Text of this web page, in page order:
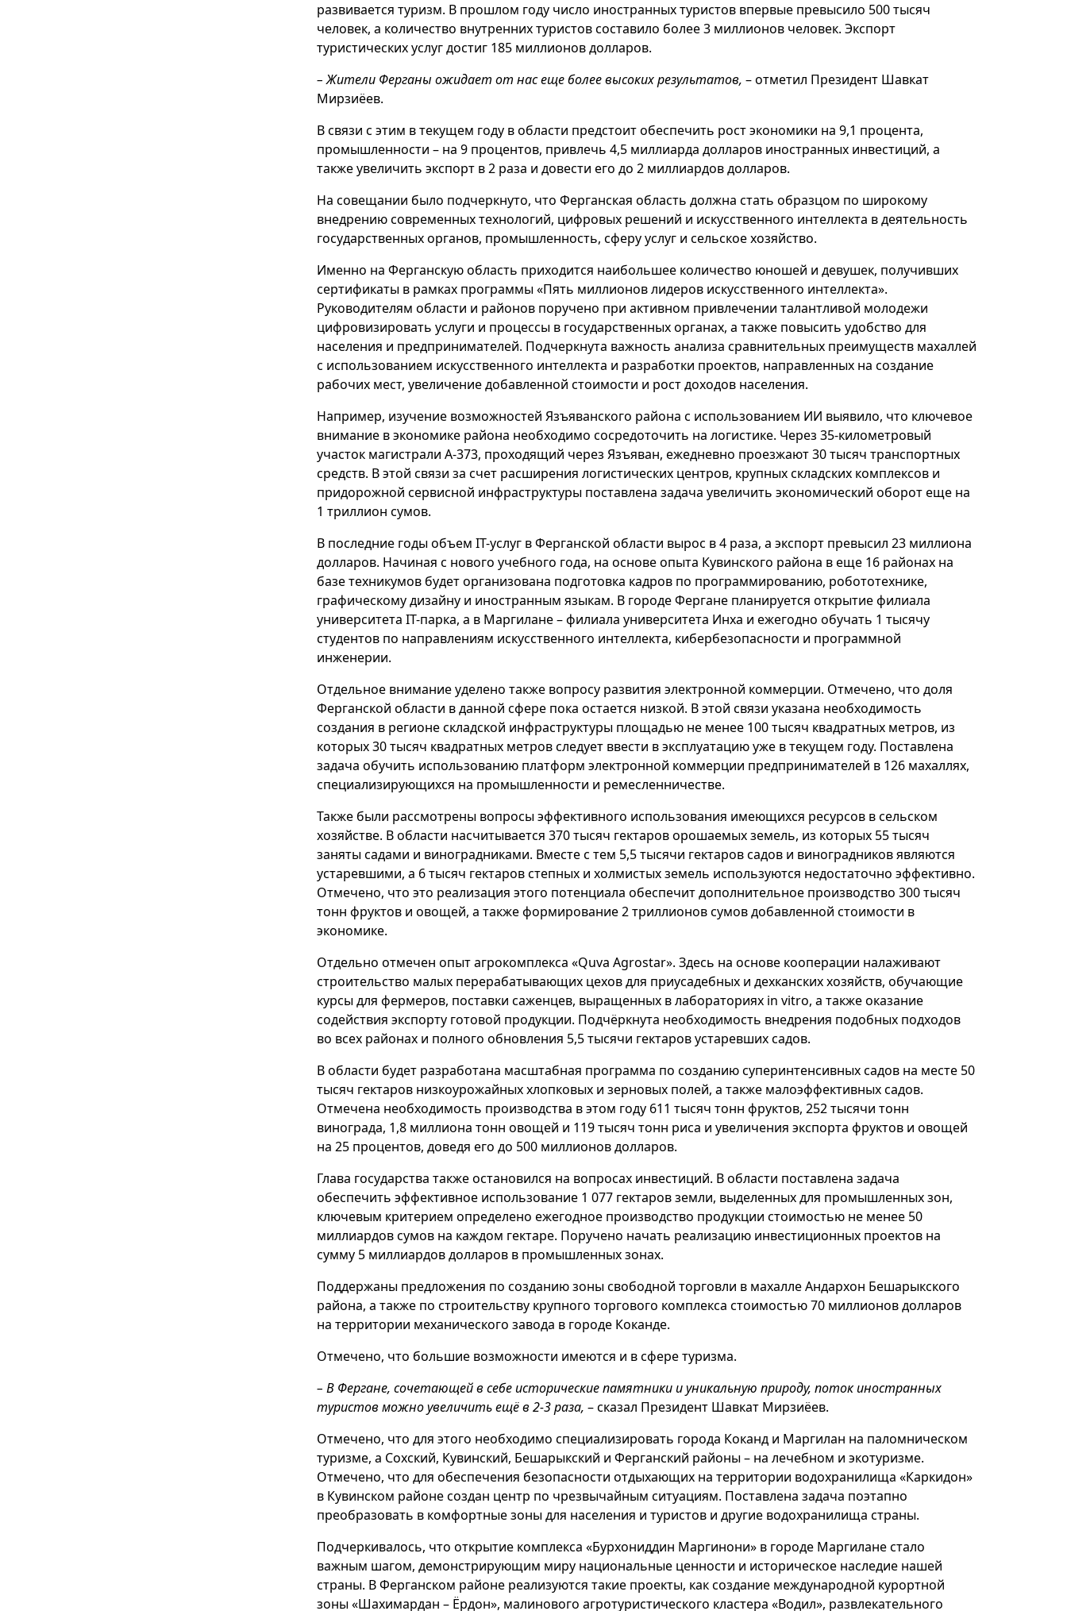
развивается туризм. В прошлом году число иностранных туристов впервые превысило 500 тысяч
человек, а количество внутренних туристов составило более 3 миллионов человек. Экспорт
туристических услуг достиг 185 миллионов долларов.
– Жители Ферганы ожидает от нас еще более высоких результатов, – отметил Президент Шавкат
Мирзиёев.
В связи с этим в текущем году в области предстоит обеспечить рост экономики на 9,1 процента,
промышленности – на 9 процентов, привлечь 4,5 миллиарда долларов иностранных инвестиций, а
также увеличить экспорт в 2 раза и довести его до 2 миллиардов долларов.
На совещании было подчеркнуто, что Ферганская область должна стать образцом по широкому
внедрению современных технологий, цифровых решений и искусственного интеллекта в деятельность
государственных органов, промышленность, сферу услуг и сельское хозяйство.
Именно на Ферганскую область приходится наибольшее количество юношей и девушек, получивших
сертификаты в рамках программы «Пять миллионов лидеров искусственного интеллекта».
Руководителям области и районов поручено при активном привлечении талантливой молодежи
цифровизировать услуги и процессы в государственных органах, а также повысить удобство для
населения и предпринимателей. Подчеркнута важность анализа сравнительных преимуществ махаллей
с использованием искусственного интеллекта и разработки проектов, направленных на создание
рабочих мест, увеличение добавленной стоимости и рост доходов населения.
Например, изучение возможностей Язъяванского района с использованием ИИ выявило, что ключевое
внимание в экономике района необходимо сосредоточить на логистике. Через 35-километровый
участок магистрали А-373, проходящий через Язъяван, ежедневно проезжают 30 тысяч транспортных
средств. В этой связи за счет расширения логистических центров, крупных складских комплексов и
придорожной сервисной инфраструктуры поставлена задача увеличить экономический оборот еще на
1 триллион сумов.
В последние годы объем IT-услуг в Ферганской области вырос в 4 раза, а экспорт превысил 23 миллиона
долларов. Начиная с нового учебного года, на основе опыта Кувинского района в еще 16 районах на
базе техникумов будет организована подготовка кадров по программированию, робототехнике,
графическому дизайну и иностранным языкам. В городе Фергане планируется открытие филиала
университета IT-парка, а в Маргилане – филиала университета Инха и ежегодно обучать 1 тысячу
студентов по направлениям искусственного интеллекта, кибербезопасности и программной
инженерии.
Отдельное внимание уделено также вопросу развития электронной коммерции. Отмечено, что доля
Ферганской области в данной сфере пока остается низкой. В этой связи указана необходимость
создания в регионе складской инфраструктуры площадью не менее 100 тысяч квадратных метров, из
которых 30 тысяч квадратных метров следует ввести в эксплуатацию уже в текущем году. Поставлена
задача обучить использованию платформ электронной коммерции предпринимателей в 126 махаллях,
специализирующихся на промышленности и ремесленничестве.
Также были рассмотрены вопросы эффективного использования имеющихся ресурсов в сельском
хозяйстве. В области насчитывается 370 тысяч гектаров орошаемых земель, из которых 55 тысяч
заняты садами и виноградниками. Вместе с тем 5,5 тысячи гектаров садов и виноградников являются
устаревшими, а 6 тысяч гектаров степных и холмистых земель используются недостаточно эффективно.
Отмечено, что это реализация этого потенциала обеспечит дополнительное производство 300 тысяч
тонн фруктов и овощей, а также формирование 2 триллионов сумов добавленной стоимости в
экономике.
Отдельно отмечен опыт агрокомплекса «Quva Agrostar». Здесь на основе кооперации налаживают
строительство малых перерабатывающих цехов для приусадебных и дехканских хозяйств, обучающие
курсы для фермеров, поставки саженцев, выращенных в лабораториях in vitro, а также оказание
содействия экспорту готовой продукции. Подчёркнута необходимость внедрения подобных подходов
во всех районах и полного обновления 5,5 тысячи гектаров устаревших садов.
В области будет разработана масштабная программа по созданию суперинтенсивных садов на месте 50
тысяч гектаров низкоурожайных хлопковых и зерновых полей, а также малоэффективных садов.
Отмечена необходимость производства в этом году 611 тысяч тонн фруктов, 252 тысячи тонн
винограда, 1,8 миллиона тонн овощей и 119 тысяч тонн риса и увеличения экспорта фруктов и овощей
на 25 процентов, доведя его до 500 миллионов долларов.
Глава государства также остановился на вопросах инвестиций. В области поставлена задача
обеспечить эффективное использование 1 077 гектаров земли, выделенных для промышленных зон,
ключевым критерием определено ежегодное производство продукции стоимостью не менее 50
миллиардов сумов на каждом гектаре. Поручено начать реализацию инвестиционных проектов на
сумму 5 миллиардов долларов в промышленных зонах.
Поддержаны предложения по созданию зоны свободной торговли в махалле Андархон Бешарыкского
района, а также по строительству крупного торгового комплекса стоимостью 70 миллионов долларов
на территории механического завода в городе Коканде.
Отмечено, что большие возможности имеются и в сфере туризма.
– В Фергане, сочетающей в себе исторические памятники и уникальную природу, поток иностранных
туристов можно увеличить ещё в 2-3 раза, – сказал Президент Шавкат Мирзиёев.
Отмечено, что для этого необходимо специализировать города Коканд и Маргилан на паломническом
туризме, а Сохский, Кувинский, Бешарыкский и Ферганский районы – на лечебном и экотуризме.
Отмечено, что для обеспечения безопасности отдыхающих на территории водохранилища «Каркидон»
в Кувинском районе создан центр по чрезвычайным ситуациям. Поставлена задача поэтапно
преобразовать в комфортные зоны для населения и туристов и другие водохранилища страны.
Подчеркивалось, что открытие комплекса «Бурхониддин Маргинони» в городе Маргилане стало
важным шагом, демонстрирующим миру национальные ценности и историческое наследие нашей
страны. В Ферганском районе реализуются такие проекты, как создание международной курортной
зоны «Шахимардан – Ёрдон», малинового агротуристического кластера «Водил», развлекательного